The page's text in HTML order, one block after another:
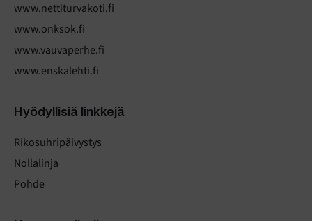
www.nettiturvakoti.fi
www.onksok.fi
www.vauvaperhe.fi
www.enskalehti.fi
Hyödyllisiä linkkejä
Rikosuhripäivystys
Nollalinja
Pohde